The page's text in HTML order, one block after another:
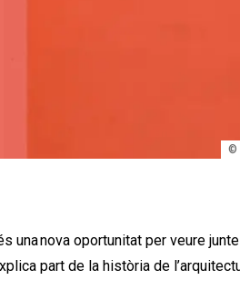
©
una nova oportunitat per veure
part de la història de